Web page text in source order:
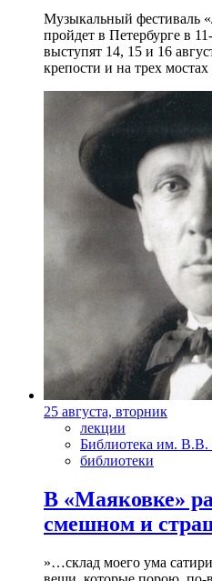
Музыкальный фестиваль
пройдет в Петербурге в
выступят 14, 15 и 16
крепости и на трех
25 августа, вторник
лекции
Библиотека им. В.В.
библиотеки
В «Маяковке»
смешном и
»…склад моего ума